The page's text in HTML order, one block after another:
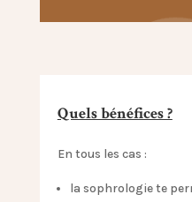
Quels bénéfices ?
En tous les cas :
la sophrologie te